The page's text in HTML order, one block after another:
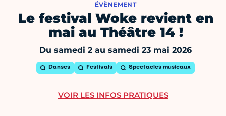
ÉVÈNEMENT
Le festival Woke revient en
mai au Théâtre 14 !
Du samedi 2 au samedi 23 mai 2026
Danses Festivals Spectacles musicaux
VOIR LES INFOS PRATIQUES